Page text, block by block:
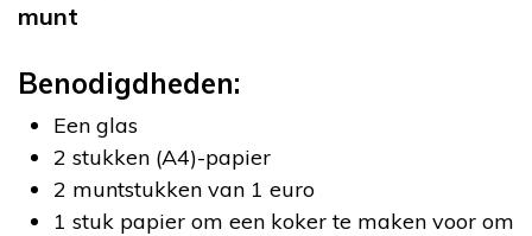
munt
Benodigdheden:
Een glas
2 stukken (A4)-papier
2 muntstukken van 1 euro
1 stuk papier om een koker te maken voor om